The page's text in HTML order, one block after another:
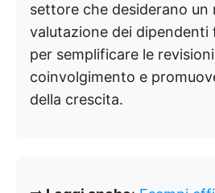
settore che desiderano un
valutazione dei dipendenti
per semplificare le
coinvolgimento e
della crescita.